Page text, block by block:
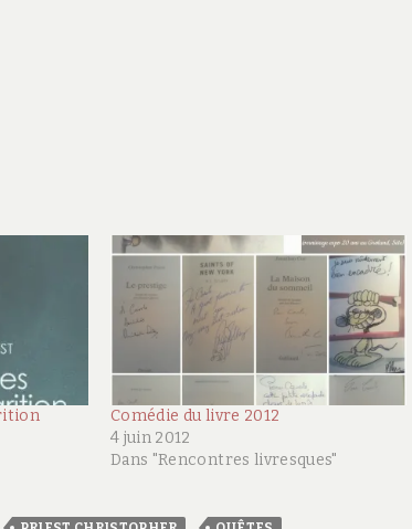
Comédie du livre 2012
4 juin 2012
Dans "Rencontres livresques"